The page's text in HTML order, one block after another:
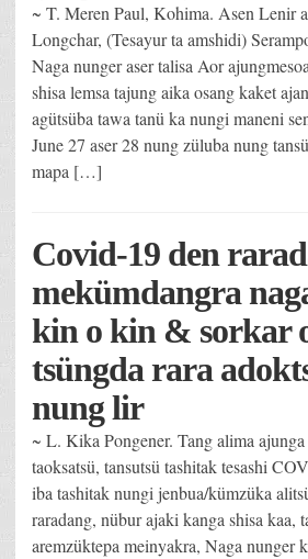
~ T. Meren Paul, Kohima. Asen Lenir
Longchar, (Tesayur ta amshidi)
Naga nunger aser talisa Aor
shisa lemsa tajung aika osang kaket
agütsüba tawa tanü ka nungi maneni
June 27 aser 28 nung züluba nung
mapa […]
Covid-19 den
mekümdangra
kin o kin & sorkar
tsüngda rara
nung lir
~ L. Kika Pongener. Tang alima
taoksatsü, tansutsü tashitak tesashi
iba tashitak nungi jenbua/kümzüka
raradang, nübur ajaki kanga shisa kaa,
aremzüktepa meinyakra, Naga nunger